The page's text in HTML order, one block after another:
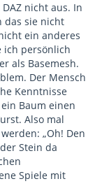
nicht aus. In
das sie nicht
ein anderes
ich persönlich
als Basemesh.
Der Mensch
Kenntnisse
Baum einen
Also mal
„Oh! Den
Stein da
Spiele mit